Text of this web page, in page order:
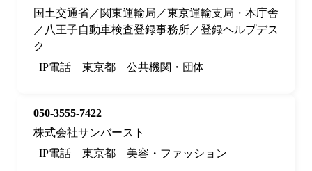
国土交通省／関東運輸局／東京運輸支局・本庁舎
／八王子自動車検査登録事務所／登録ヘルプデス
ク
IP電話
東京都 公共機関・団体
050-3555-7422
株式会社サンバースト
IP電話
東京都 美容・ファッション